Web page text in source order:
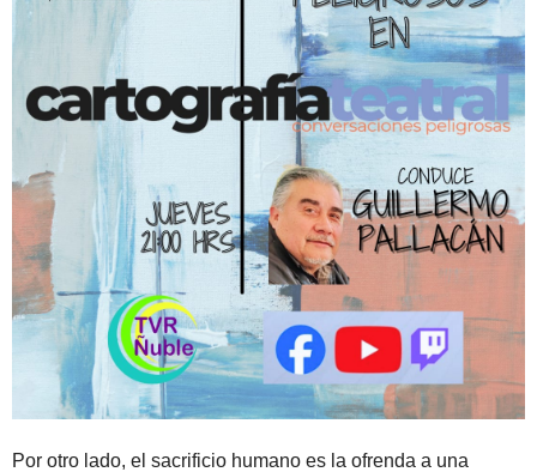
Por otro lado, el sacrificio humano es la ofrenda a una